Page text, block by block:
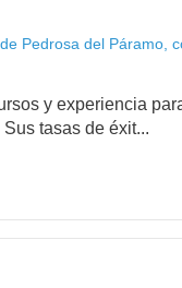
Pedrosa del Páramo,
y experiencia
tasas de éxit...